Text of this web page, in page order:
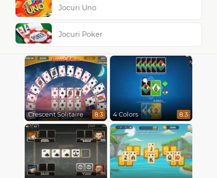
Jocuri Uno
Jocuri Poker
Crescent Solitaire 8.3 4 Colors 8.3